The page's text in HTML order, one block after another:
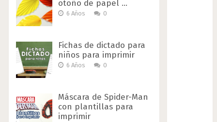
otoño de papel …
6 Años 0
Fichas de dictado para
niños para imprimir
6 Años 0
Máscara de Spider-Man
con plantillas para
imprimir